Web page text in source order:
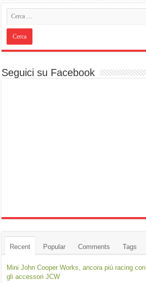
Seguici su Facebook
Recent Popular Comments Tags
Mini John Cooper Works, ancora più racing con
gli accessori JCW